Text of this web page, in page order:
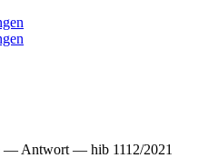
— Antwort — hib 1112/2021